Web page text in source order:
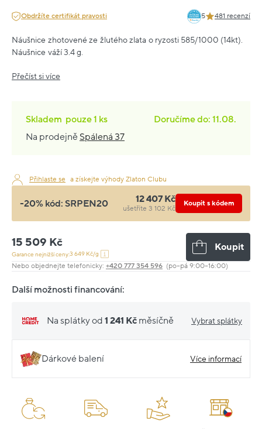
Obdržíte certifikát pravosti 5 481 recenzí
Náušnice zhotovené ze žlutého zlata o ryzosti 585/1000 (14kt).
Náušnice váží 3.4 g.
Přečíst si více
Skladem pouze1 ks
Doručíme do: 11.08.
Na prodejně Spálená 37
Přihlaste se a získejte výhody Zlaton Clubu
-20% kód: SRPEN20 12 407 Kč
ušetříte 3 102 Kč
Koupit s kódem
15 509 Kč
Garance nejnižší ceny:3 649 Kč/g
Koupit
Nebo objednejte telefonicky: +420 777 354 596 (po–pá 9:00–16:00)
Další možnosti financování:
Na splátky od 1 241 Kč měsíčně Vybrat splátky
Dárkové balení Více informací